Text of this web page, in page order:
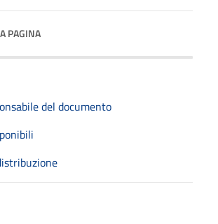
PAGINA
del documento